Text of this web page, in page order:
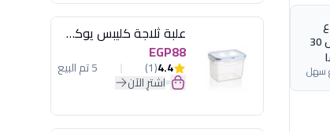
خلال 30
سهل
علبة ثلاجة كليبس يوكسان
EGP88
4.4
(1) 5 تم البيع
اشترِ الآن